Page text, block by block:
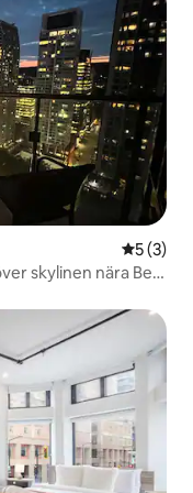
5 av 5 i
5 (3)
skylinen nära Bell